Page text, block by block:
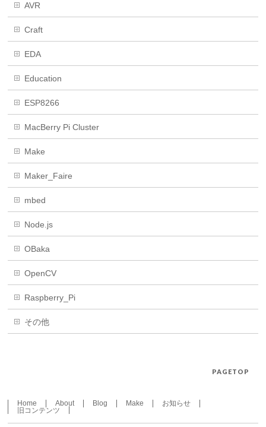
AVR
Craft
EDA
Education
ESP8266
MacBerry Pi Cluster
Make
Maker_Faire
mbed
Node.js
OBaka
OpenCV
Raspberry_Pi
その他
PAGETOP
Home About Blog Make
お知らせ
旧コンテンツ